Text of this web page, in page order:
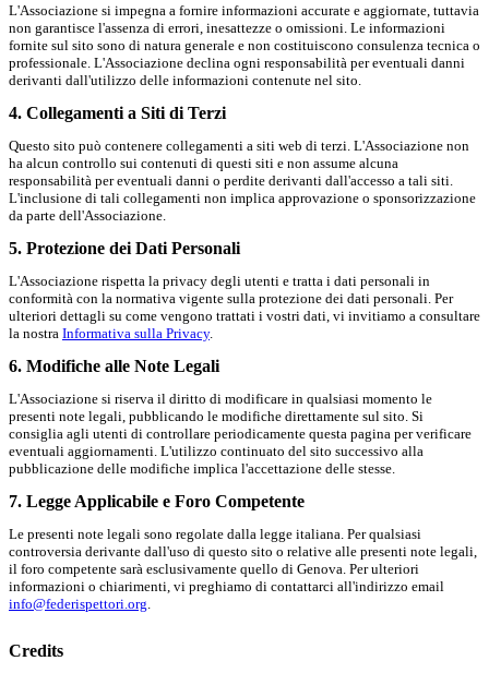
L'Associazione si impegna a fornire informazioni accurate e aggiornate, tuttavia
non garantisce l'assenza di errori, inesattezze o omissioni. Le informazioni
fornite sul sito sono di natura generale e non costituiscono consulenza tecnica o
professionale. L'Associazione declina ogni responsabilità per eventuali danni
derivanti dall'utilizzo delle informazioni contenute nel sito.
4. Collegamenti a Siti di Terzi
Questo sito può contenere collegamenti a siti web di terzi. L'Associazione non
ha alcun controllo sui contenuti di questi siti e non assume alcuna
responsabilità per eventuali danni o perdite derivanti dall'accesso a tali siti.
L'inclusione di tali collegamenti non implica approvazione o sponsorizzazione
da parte dell'Associazione.
5. Protezione dei Dati Personali
L'Associazione rispetta la privacy degli utenti e tratta i dati personali in
conformità con la normativa vigente sulla protezione dei dati personali. Per
ulteriori dettagli su come vengono trattati i vostri dati, vi invitiamo a consultare
la nostra Informativa sulla Privacy.
6. Modifiche alle Note Legali
L'Associazione si riserva il diritto di modificare in qualsiasi momento le
presenti note legali, pubblicando le modifiche direttamente sul sito. Si
consiglia agli utenti di controllare periodicamente questa pagina per verificare
eventuali aggiornamenti. L'utilizzo continuato del sito successivo alla
pubblicazione delle modifiche implica l'accettazione delle stesse.
7. Legge Applicabile e Foro Competente
Le presenti note legali sono regolate dalla legge italiana. Per qualsiasi
controversia derivante dall'uso di questo sito o relative alle presenti note legali,
il foro competente sarà esclusivamente quello di Genova. Per ulteriori
informazioni o chiarimenti, vi preghiamo di contattarci all'indirizzo email
info@federispettori.org
Credits